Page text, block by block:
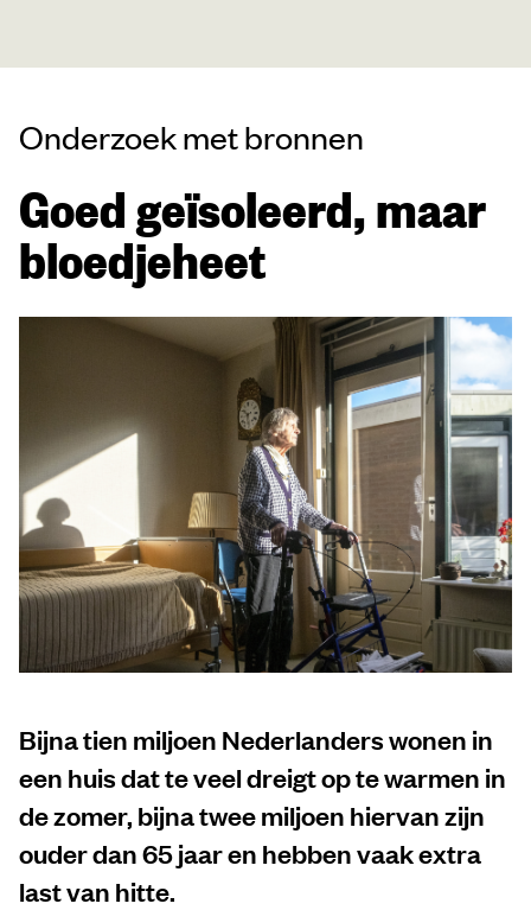
Onderzoek met bronnen
Goed geïsoleerd, maar
bloedjeheet
Bijna tien miljoen Nederlanders wonen in
een huis dat te veel dreigt op te warmen in
de zomer, bijna twee miljoen hiervan zijn
ouder dan 65 jaar en hebben vaak extra
last van hitte.